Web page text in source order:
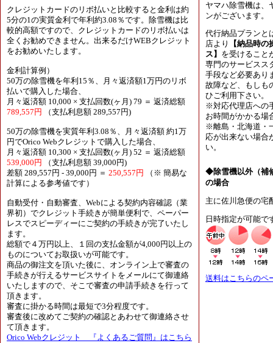
クレジットカードのリボ払いと比較すると金利は約
5分の1の実質金利で年利約3.08％です。除雪機は比
較的高額ですので、クレジットカードのリボ払いは
全くお勧めできません。出来るだけWEBクレジット
をお勧めいたします。
金利計算例）
50万の除雪機を年利15％、月々返済額1万円のリボ
払いで購入した場合、
月々返済額 10,000 × 支払回数(ヶ月) 79 ＝ 返済総額
789,557円
（支払利息額 289,557円)
50万の除雪機を実質年利3.08％、月々返済額 約1万
円でOrico Webクレジットで購入した場合、
月々返済額 10,300 × 支払回数(ヶ月) 52 ＝ 返済総額
539,000円
（支払利息額 39,000円)
差額 289,557円 - 39,000円 ＝ 250,557円
（※ 簡易な
計算による参考値です）
自動受付・自動審査、Webによる契約内容確認（業
界初）でクレジット手続きが簡単便利で、ペーパー
レスでスピーディーにご契約の手続きが完了いたし
ます。
総額で４万円以上、１回の支払金額が4,000円以上の
ものについてお取扱いが可能です。
商品の御注文を頂いた後に、オンライン上で審査の
手続きが行えるサービスサイトをメールにて御連絡
いたしますので、そこで審査の申請手続きを行って
頂きます。
審査に掛かる時間は最短で3分程度です。
審査後に改めてご契約の確認とあわせて御連絡させ
て頂きます。
Orico Webクレジット 『よくあるご質問』はこちら
ヤマハ除雪機は、
ンがございます。
代行納品プランと
店より
【納品時
ス】 を受けること
専門のサービスス
手段など必要あり
故障など、もしも
ひご利用下さい。
※対応代理店への
お時間がかかる場
※離島・北海道・
応が出来ない場合
い。
◆除雪機以外（補
の場合
主に佐川急便の宅
日時指定が可能で
送料はこちらのペ